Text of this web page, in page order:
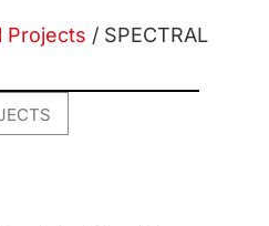
Projects / SPECTRAL